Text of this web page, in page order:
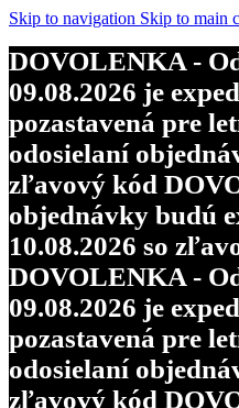
Skip to navigation Skip to main
DOVOLENKA -
09.08.2026 je
pozastavená pre
odosielaní
zľavový kód
objednávky budú
10.08.2026 so
DOVOLENKA -
09.08.2026 je
pozastavená pre
odosielaní
zľavový kód